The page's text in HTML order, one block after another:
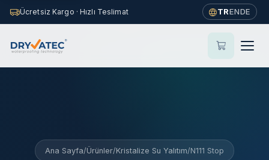
This page is also available in
View in English
→
×
Ücretsiz Kargo · Hızlı Teslimat TRENDE
Ana Sayfa/Ürünler/Kristalize Su Yalıtım/N111 Stop